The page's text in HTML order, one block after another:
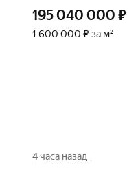
195 040 000 ₽
1 600 000 ₽ за м²
4 часа назад